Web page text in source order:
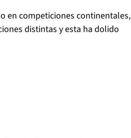
en competiciones continentales,
distintas y esta ha dolido